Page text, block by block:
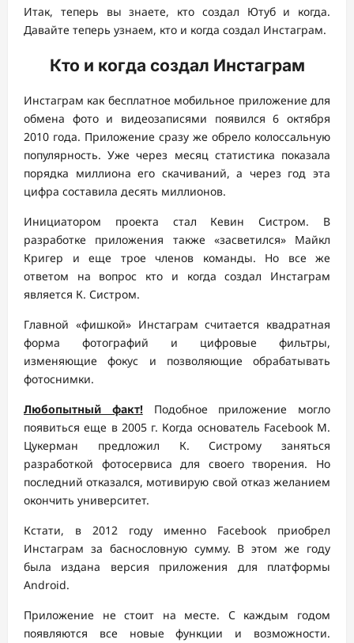
Итак, теперь вы знаете, кто создал Ютуб и когда.
Давайте теперь узнаем, кто и когда создал Инстаграм.
Кто и когда создал Инстаграм
Инстаграм как бесплатное мобильное приложение для
обмена фото и видеозаписями появился 6 октября
2010 года. Приложение сразу же обрело колоссальную
популярность. Уже через месяц статистика показала
порядка миллиона его скачиваний, а через год эта
цифра составила десять миллионов.
Инициатором проекта стал Кевин Систром. В
разработке приложения также «засветился» Майкл
Кригер и еще трое членов команды. Но все же
ответом на вопрос кто и когда создал Инстаграм
является К. Систром.
Главной «фишкой» Инстаграм считается квадратная
форма фотографий и цифровые фильтры,
изменяющие фокус и позволяющие обрабатывать
фотоснимки.
Любопытный факт!Подобное приложение могло
появиться еще в 2005 г. Когда основатель Facebook М.
Цукерман предложил К. Систрому заняться
разработкой фотосервиса для своего творения. Но
последний отказался, мотивирую свой отказ желанием
окончить университет.
Кстати, в 2012 году именно Facebook приобрел
Инстаграм за баснословную сумму. В этом же году
была издана версия приложения для платформы
Android.
Приложение не стоит на месте. С каждым годом
появляются все новые функции и возможности.